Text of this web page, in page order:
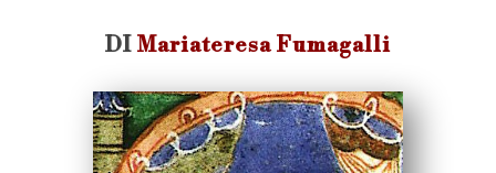
DI Mariateresa Fumagalli